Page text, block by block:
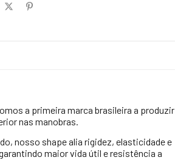
a primeira marca brasileira a produzir
nas manobras.
nosso shape alia rigidez, elasticidade e
maior vida útil e resistência a